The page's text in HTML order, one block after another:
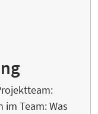
Team: Was